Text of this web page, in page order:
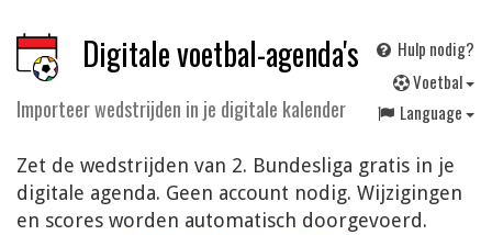
Digitale voetbal-agenda's
Importeer wedstrijden in je digitale kalender
Hulp nodig?
Voetbal
Language
Zet de wedstrijden van 2. Bundesliga gratis in je
digitale agenda. Geen account nodig. Wijzigingen
en scores worden automatisch doorgevoerd.